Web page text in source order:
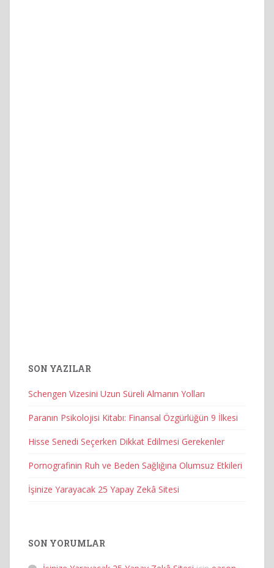
SON YAZILAR
Schengen Vizesini Uzun Süreli Almanın Yolları
Paranın Psikolojisi Kitabı: Finansal Özgürlüğün 9 İlkesi
Hisse Senedi Seçerken Dikkat Edilmesi Gerekenler
Pornografinin Ruh ve Beden Sağlığına Olumsuz Etkileri
İşinize Yarayacak 25 Yapay Zekâ Sitesi
SON YORUMLAR